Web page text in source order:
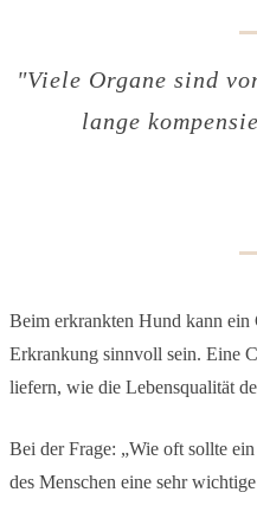
"Viele Organe sind
lange
Beim erkrankten Hund kann
Erkrankung sinnvoll sein. Eine
liefern, wie die Lebensqualität
Bei der Frage: „Wie oft sollte
des Menschen eine sehr